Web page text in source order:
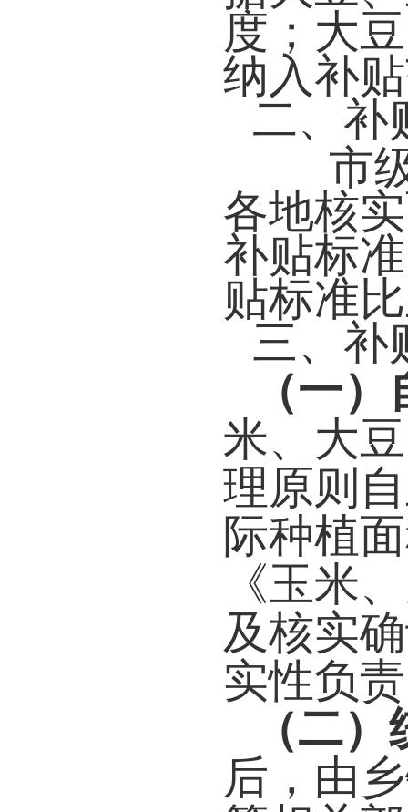
度；大
纳入补
二、补
市
各地核
补贴标
贴标准
三、补
（一
米、大
理原则
际种植
《玉米
及核实
实性负
（二
后，由